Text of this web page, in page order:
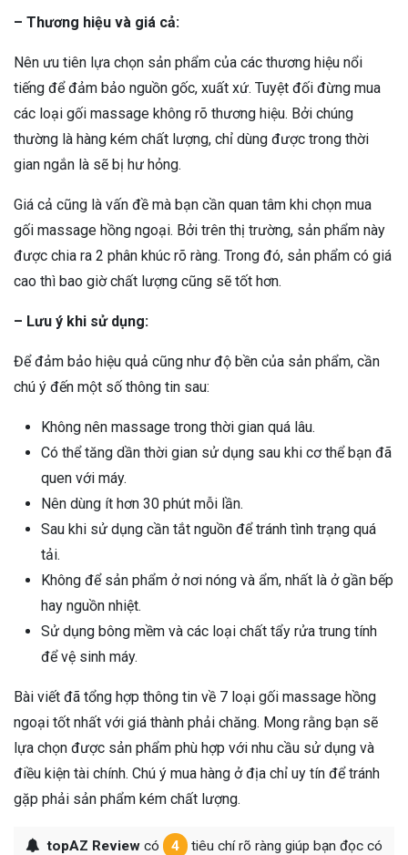
– Thương hiệu và giá cả:
Nên ưu tiên lựa chọn sản phẩm của các thương hiệu nổi
tiếng để đảm bảo nguồn gốc, xuất xứ. Tuyệt đối đừng mua
các loại gối massage không rõ thương hiệu. Bởi chúng
thường là hàng kém chất lượng, chỉ dùng được trong thời
gian ngắn là sẽ bị hư hỏng.
Giá cả cũng là vấn đề mà bạn cần quan tâm khi chọn mua
gối massage hồng ngoại. Bởi trên thị trường, sản phẩm này
được chia ra 2 phân khúc rõ ràng. Trong đó, sản phẩm có giá
cao thì bao giờ chất lượng cũng sẽ tốt hơn.
– Lưu ý khi sử dụng:
Để đảm bảo hiệu quả cũng như độ bền của sản phẩm, cần
chú ý đến một số thông tin sau:
Không nên massage trong thời gian quá lâu.
Có thể tăng dần thời gian sử dụng sau khi cơ thể bạn đã
quen với máy.
Nên dùng ít hơn 30 phút mỗi lần.
Sau khi sử dụng cần tắt nguồn để tránh tình trạng quá
tải.
Không để sản phẩm ở nơi nóng và ẩm, nhất là ở gần bếp
hay nguồn nhiệt.
Sử dụng bông mềm và các loại chất tẩy rửa trung tính
để vệ sinh máy.
Bài viết đã tổng hợp thông tin về 7 loại gối massage hồng
ngoại tốt nhất với giá thành phải chăng. Mong rằng bạn sẽ
lựa chọn được sản phẩm phù hợp với nhu cầu sử dụng và
điều kiện tài chính. Chú ý mua hàng ở địa chỉ uy tín để tránh
gặp phải sản phẩm kém chất lượng.
topAZ Reviewcó 4
tiêu chí rõ ràng giúp bạn đọc có